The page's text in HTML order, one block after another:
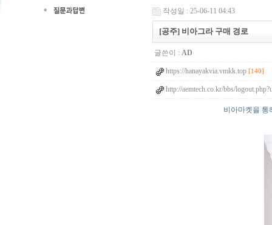
작성일 : 25-06-11 04:43
[공주] 비아그라 구매 경로
글쓴이 : AD
https://hanayakvia.vmkk.top [140]
http://aemtech.co.kr/bbs/
비아마켓을 통